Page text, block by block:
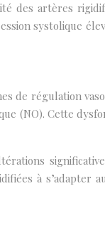
des artères
systolique
de régulation
(NO). Cette
à s’adapter